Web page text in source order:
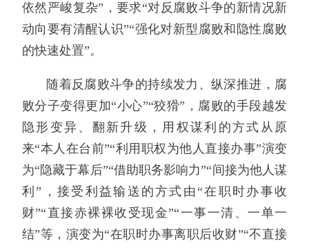
依然严峻复杂”，要求“对反腐败斗争的新情况新
动向要有清醒认识”“强化对新型腐败和隐性腐败
的快速处置”。
随着反腐败斗争的持续发力、纵深推进，腐
败分子变得更加“小心”“狡猾”，腐败的手段越发
隐形变异、翻新升级，用权谋利的方式从原
来“本人在台前”“利用职权为他人直接办事”演变
为“隐藏于幕后”“借助职务影响力”“间接为他人谋
利”，接受利益输送的方式由“在职时办事收
财”“直接赤裸裸收受现金”“一事一清、一单一
结”等，演变为“在职时办事离职后收财”“不直接